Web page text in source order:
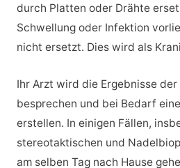
durch Platten oder Drähte
Schwellung oder Infektion
nicht ersetzt. Dies wird als
Ihr Arzt wird die Ergebnisse der
besprechen und bei Bedarf
erstellen. In einigen Fällen,
stereotaktischen und
am selben Tag nach Hause